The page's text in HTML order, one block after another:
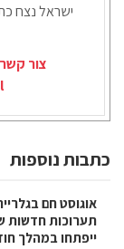
ישראל נצח
צור
כתבות נוספות
אוגוסט חם
תערוכות חדשות
ייפתחו במהלך